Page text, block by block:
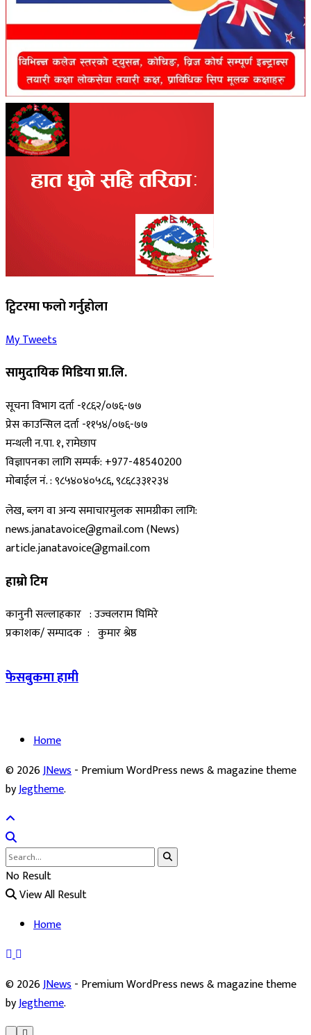
ट्विटरमा फलो गर्नुहोला
My Tweets
सामुदायिक मिडिया प्रा.लि.
सूचना विभाग दर्ता -१८६२/०७६-७७
प्रेस काउन्सिल दर्ता -११५४/०७६-७७
मन्थली न.पा. १, रामेछाप
विज्ञापनका लागि सम्पर्क: +977-48540200
मोबाईल नं. : ९८५४०४०५८६, ९८६८३३१२३४
लेख, ब्लग वा अन्य समाचारमुलक सामग्रीका लागि:
news.janatavoice@gmail.com (News)
article.janatavoice@gmail.com
हाम्रो टिम
कानुनी सल्लाहकार : उज्वलराम घिमिरे
प्रकाशक/ सम्पादक : कुमार श्रेष्ठ
फेसबुकमा हामी
Home
© 2026JNews- Premium WordPress news & magazine theme
byJegtheme.
No Result
View All Result
Home
© 2026JNews- Premium WordPress news & magazine theme
byJegtheme.